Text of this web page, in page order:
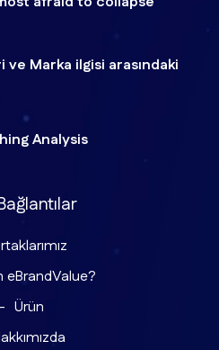
ve Marka ilgisi arasındaki
Analysis
eBrandValue?
Ürün